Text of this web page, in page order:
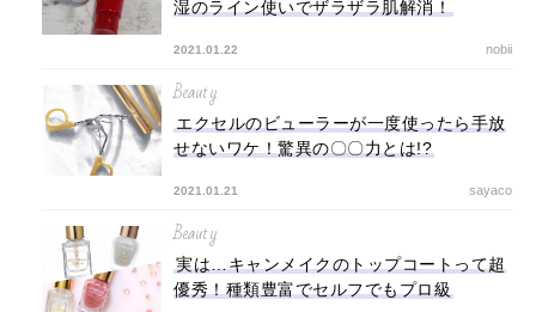
湿のライン使いでザラザラ肌解消！
2021.01.22 nobii
Beauty
エクセルのビューラーが一度使ったら手放
せないワケ！驚異の〇〇力とは!?
2021.01.21 sayaco
Beauty
実は…キャンメイクのトップコートって超
優秀！種類豊富でセルフでもプロ級